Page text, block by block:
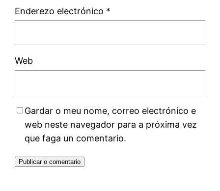
Enderezo electrónico *
Web
Gardar o meu nome, correo electrónico e
web neste navegador para a próxima vez
que faga un comentario.